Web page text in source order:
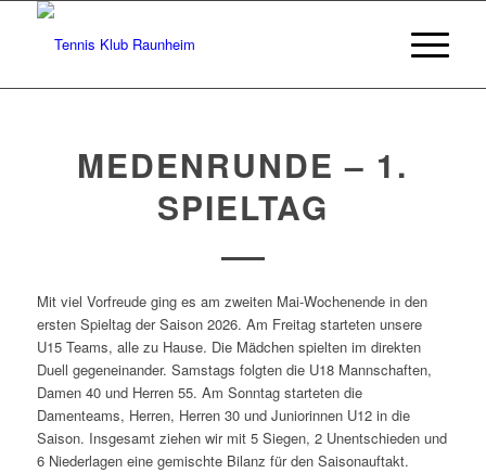
MEDENRUNDE – 1.
SPIELTAG
Mit viel Vorfreude ging es am zweiten Mai-Wochenende in den
ersten Spieltag der Saison 2026. Am Freitag starteten unsere
U15 Teams, alle zu Hause. Die Mädchen spielten im direkten
Duell gegeneinander. Samstags folgten die U18 Mannschaften,
Damen 40 und Herren 55. Am Sonntag starteten die
Damenteams, Herren, Herren 30 und Juniorinnen U12 in die
Saison. Insgesamt ziehen wir mit 5 Siegen, 2 Unentschieden und
6 Niederlagen eine gemischte Bilanz für den Saisonauftakt.